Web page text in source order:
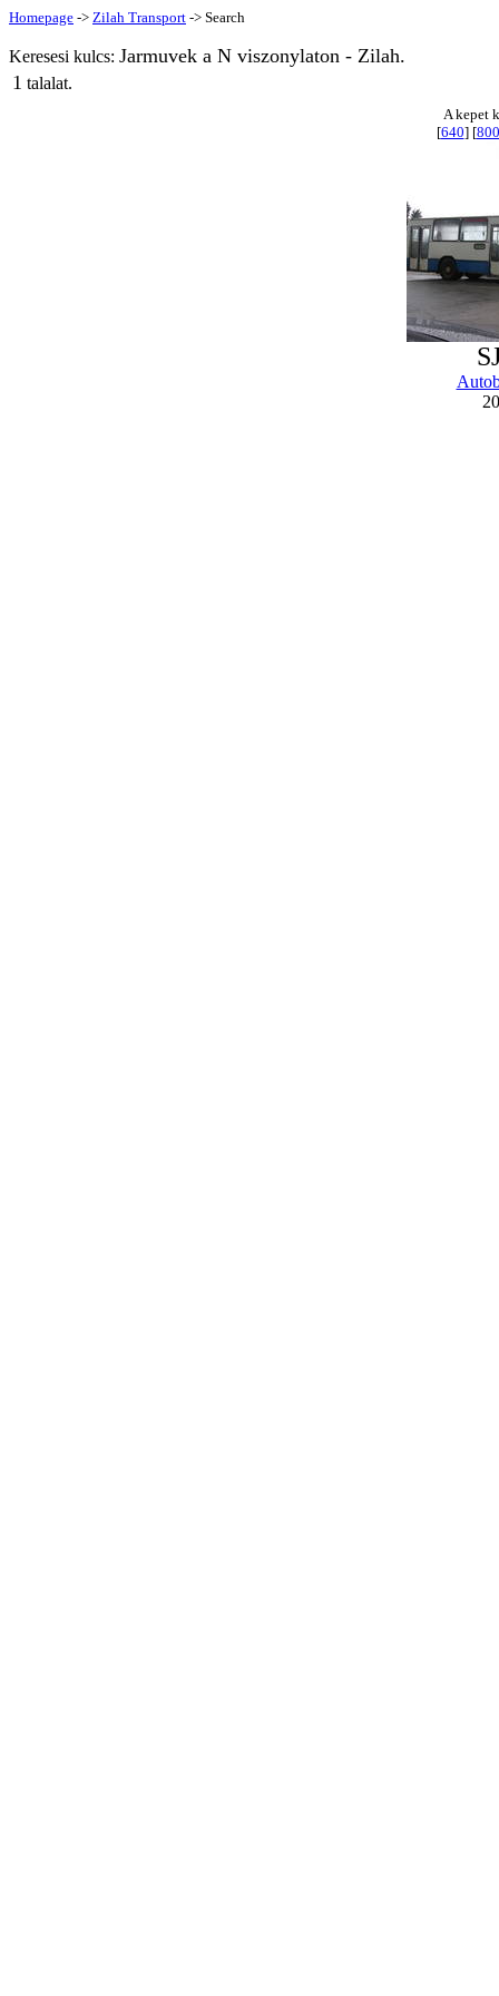
Homepage -> Zilah Transport -> Search
Keresesi kulcs: Jarmuvek a N viszonylaton - Zilah.
1 talalat.
A kepet
[640] [800